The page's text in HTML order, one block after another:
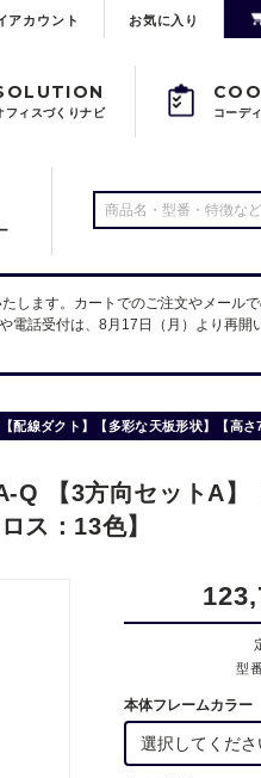
アカウント お気に入り
フィスづくりナビ コーデ
します。カートでのご注文やメール
電話受付は、8月17日（月）より再開
配線ダクト】【多彩な天板形状】【高さ
Q 【3方向セットA】
ス：13色】
型
本体フレームカラー